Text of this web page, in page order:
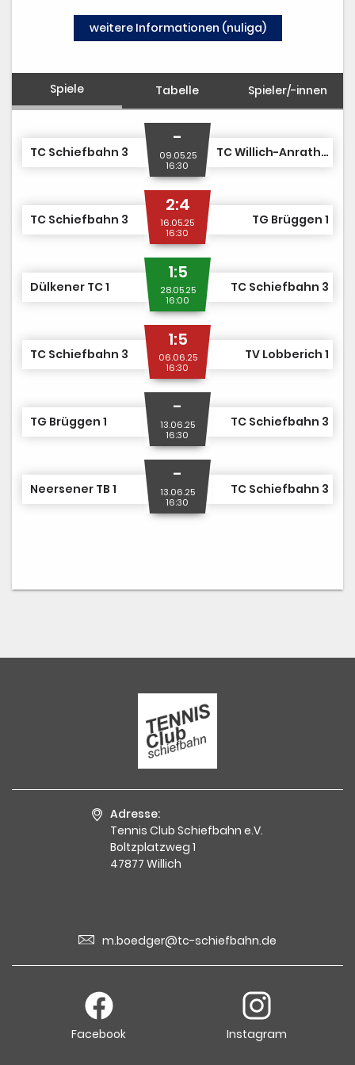
MITGLIED WERDEN
weitere Informationen (nuliga)
Spiele Tabelle Spieler/-innen
TC Schiefbahn 3
-
09.05.25
16:30
TC Willich-Anrath 2
TC Schiefbahn 3
2:4
16.05.25
16:30
TG Brüggen 1
Dülkener TC 1
1:5
28.05.25
16:00
TC Schiefbahn 3
TC Schiefbahn 3
1:5
06.06.25
16:30
TV Lobberich 1
TG Brüggen 1
-
13.06.25
16:30
TC Schiefbahn 3
Neersener TB 1
-
13.06.25
16:30
TC Schiefbahn 3
Adresse:
Tennis Club Schiefbahn e.V.
Boltzplatzweg 1
47877 Willich
m.boedger@tc-schiefbahn.de
Facebook Instagram